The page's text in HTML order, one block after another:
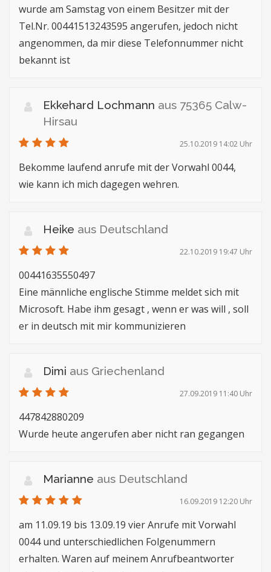
wurde am Samstag von einem Besitzer mit der
Tel.Nr. 00441513243595 angerufen, jedoch nicht
angenommen, da mir diese Telefonnummer nicht
bekannt ist
Ekkehard Lochmann aus 75365 Calw-
Hirsau
25.10.2019 14:02 Uhr
Bekomme laufend anrufe mit der Vorwahl 0044,
wie kann ich mich dagegen wehren.
Heike aus Deutschland
22.10.2019 19:47 Uhr
00441635550497
Eine männliche englische Stimme meldet sich mit
Microsoft. Habe ihm gesagt , wenn er was will , soll
er in deutsch mit mir kommunizieren
Dimi aus Griechenland
27.09.2019 11:40 Uhr
447842880209
Wurde heute angerufen aber nicht ran gegangen
Marianne aus Deutschland
16.09.2019 12:20 Uhr
am 11.09.19 bis 13.09.19 vier Anrufe mit Vorwahl
0044 und unterschiedlichen Folgenummern
erhalten. Waren auf meinem Anrufbeantworter